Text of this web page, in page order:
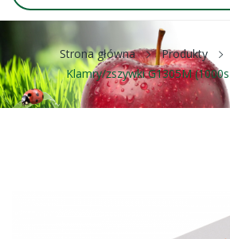
Strona główna Produkty
Klamry/zszywki G1305M